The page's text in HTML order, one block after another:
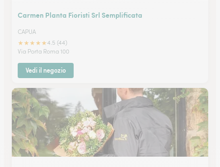
Carmen Planta Fioristi Srl Semplificata
CAPUA
★★★★★4.5 (44)
Via Porta Roma 100
Vedi il negozio